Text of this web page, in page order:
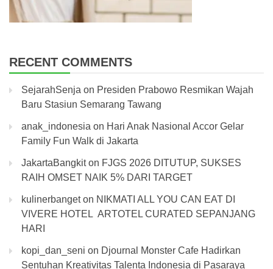
RECENT COMMENTS
SejarahSenja on Presiden Prabowo Resmikan Wajah
Baru Stasiun Semarang Tawang
anak_indonesia on Hari Anak Nasional Accor Gelar
Family Fun Walk di Jakarta
JakartaBangkiton FJGS 2026 DITUTUP, SUKSES
RAIH OMSET NAIK 5% DARI TARGET
kulinerbangeton NIKMATI ALL YOU CAN EAT DI
VIVERE HOTEL ARTOTEL CURATED SEPANJANG
HARI
kopi_dan_seni on Djournal Monster Cafe Hadirkan
Sentuhan Kreativitas Talenta Indonesia di Pasaraya